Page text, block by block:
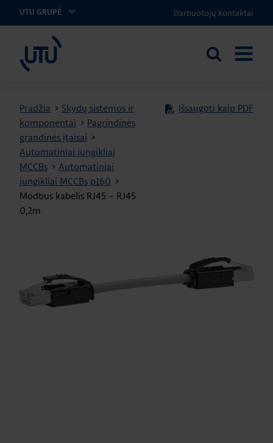
UTU GRUPĖ Darbuotojų kontaktai
UTU Lithuania
Ieškoti
Pradžia > Skydų sistemos ir
komponentai > Pagrindinės
grandinės įtaisai >
Automatiniai jungikliai
MCCBs > Automatiniai
jungikliai MCCBs p160 >
Modbus kabelis RJ45 – RJ45
0,2m
Išsaugoti kaip PDF